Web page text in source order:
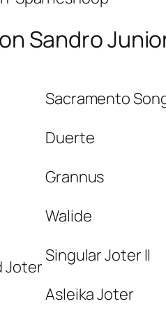
Sandro
Sacramento
Duerte
Grannus
Walide
Joter
Singular Joter II
Asleika Joter